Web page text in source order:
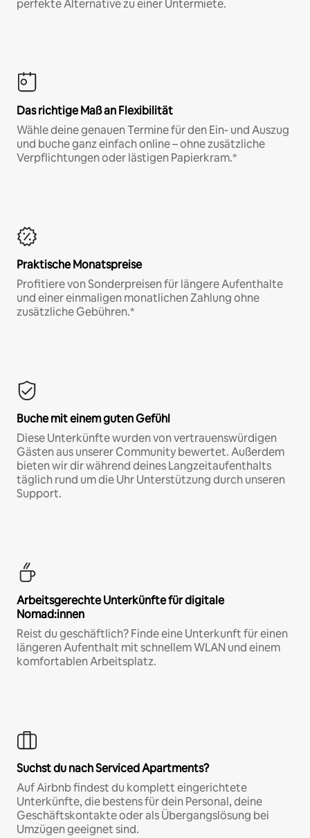
perfekte Alternative zu einer Untermiete.
Das richtige Maß an Flexibilität
Wähle deine genauen Termine für den Ein- und Auszug
und buche ganz einfach online – ohne zusätzliche
Verpflichtungen oder lästigen Papierkram.*
Praktische Monatspreise
Profitiere von Sonderpreisen für längere Aufenthalte
und einer einmaligen monatlichen Zahlung ohne
zusätzliche Gebühren.*
Buche mit einem guten Gefühl
Diese Unterkünfte wurden von vertrauenswürdigen
Gästen aus unserer Community bewertet. Außerdem
bieten wir dir während deines Langzeitaufenthalts
täglich rund um die Uhr Unterstützung durch unseren
Support.
Arbeitsgerechte Unterkünfte für digitale
Nomad:innen
Reist du geschäftlich? Finde eine Unterkunft für einen
längeren Aufenthalt mit schnellem WLAN und einem
komfortablen Arbeitsplatz.
Suchst du nach Serviced Apartments?
Auf Airbnb findest du komplett eingerichtete
Unterkünfte, die bestens für dein Personal, deine
Geschäftskontakte oder als Übergangslösung bei
Umzügen geeignet sind.